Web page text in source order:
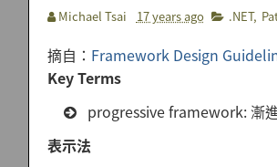
Michael Tsai 17 years ago .NET,
摘自： Framework Design
Key Terms
progressive framework: 漸
表示法